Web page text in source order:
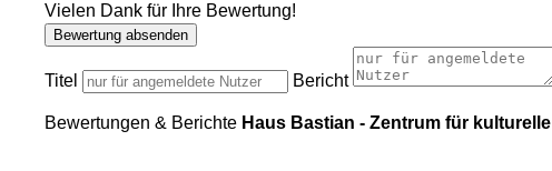
Vielen Dank für Ihre Bewertung!
Bewertung absenden
Titel Bericht
Bewertungen & Berichte Haus Bastian - Zentrum für